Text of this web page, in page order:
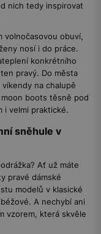
nich tedy inspirovat
volnočasovou obuví,
nosí i do práce.
konkrétního
pravý. Do města
na chalupě
boots těsně pod
i velmi praktické.
sněhule v
Ať už máte
pravé dámské
modelů v klasické
A nechybí ani
vzorem, která skvěle